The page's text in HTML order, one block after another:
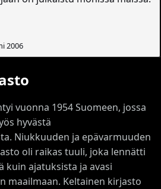
2006
vuonna 1954 Suomeen, jossa
hyvästä
Niukkuuden ja epävarmuuden
oli raikas tuuli, joka lennätti
kuin ajatuksista ja avasi
maailmaan. Keltainen kirjasto